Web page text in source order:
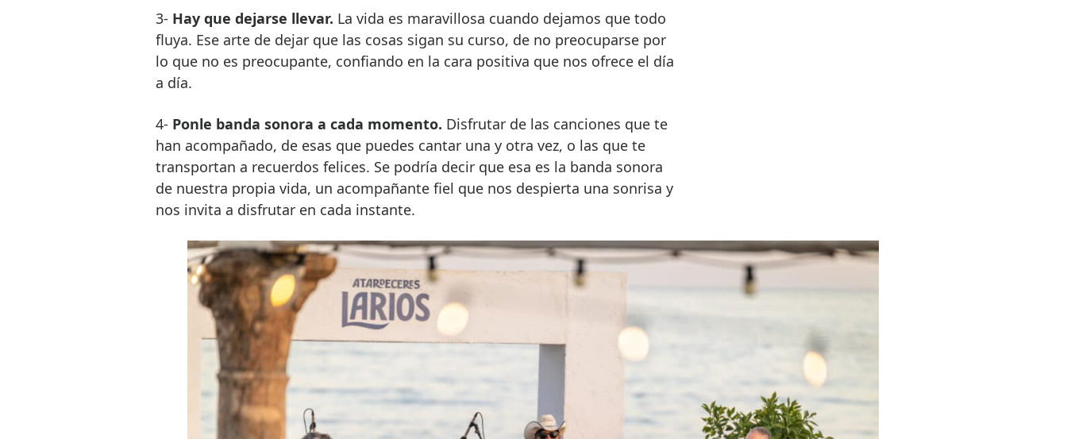
3- Hay que dejarse llevar. La vida es maravillosa cuando dejamos que todo
fluya. Ese arte de dejar que las cosas sigan su curso, de no preocuparse por
lo que no es preocupante, confiando en la cara positiva que nos ofrece el día
a día.
4- Ponle banda sonora a cada momento. Disfrutar de las canciones que te
han acompañado, de esas que puedes cantar una y otra vez, o las que te
transportan a recuerdos felices. Se podría decir que esa es la banda sonora
de nuestra propia vida, un acompañante fiel que nos despierta una sonrisa y
nos invita a disfrutar en cada instante.